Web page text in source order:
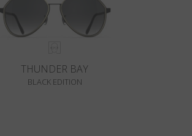
THUNDER BAY
BLACK EDITION